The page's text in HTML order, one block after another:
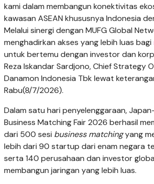
kami dalam membangun konektivitas
kawasan ASEAN khususnya Indonesia
Melalui sinergi dengan MUFG Global
menghadirkan akses yang lebih luas bagi
untuk bertemu dengan investor dan
Reza Iskandar Sardjono, Chief Strategy
Danamon Indonesia Tbk lewat
Rabu(8/7/2026).
Dalam satu hari penyelenggaraan,
Business Matching Fair 2026 berhasil
dari 500 sesi business matchingyang
lebih dari 90 startup dari enam negara
serta 140 perusahaan dan investor
membangun jaringan yang lebih luas.